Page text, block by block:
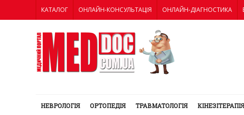
КАТАЛОГ ОНЛАЙН-КОНСУЛЬТАЦІЯ ОНЛАЙН-ДІАГНОСТИКА
НЕВРОЛОГІЯ ОРТОПЕДІЯ ТРАВМАТОЛОГІЯ КІНЕЗІТЕРАПІЯ